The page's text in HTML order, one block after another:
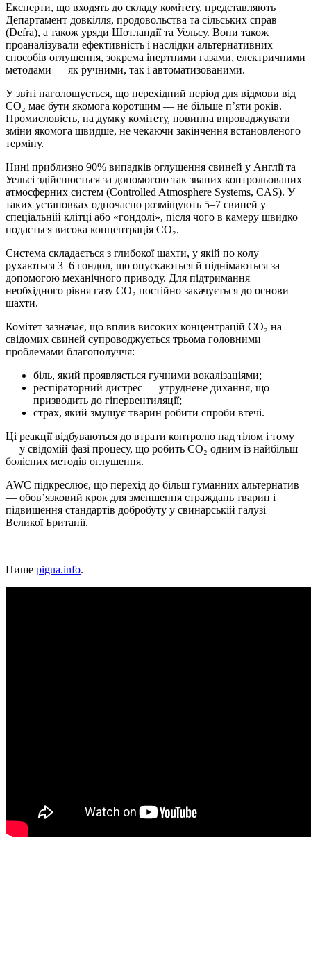
Експерти, що входять до складу комітету, представляють
Департамент довкілля, продовольства та сільських справ
(Defra), а також уряди Шотландії та Уельсу. Вони також
проаналізували ефективність і наслідки альтернативних
способів оглушення, зокрема інертними газами, електричними
методами — як ручними, так і автоматизованими.
У звіті наголошується, що перехідний період для відмови від
CO₂ має бути якомога коротшим — не більше п’яти років.
Промисловість, на думку комітету, повинна впроваджувати
зміни якомога швидше, не чекаючи закінчення встановленого
терміну.
Нині приблизно 90% випадків оглушення свиней у Англії та
Уельсі здійснюється за допомогою так званих контрольованих
атмосферних систем (Controlled Atmosphere Systems, CAS). У
таких установках одночасно розміщують 5–7 свиней у
спеціальній клітці або «гондолі», після чого в камеру швидко
подається висока концентрація CO₂.
Система складається з глибокої шахти, у якій по колу
рухаються 3–6 гондол, що опускаються й піднімаються за
допомогою механічного приводу. Для підтримання
необхідного рівня газу CO₂ постійно закачується до основи
шахти.
Комітет зазначає, що вплив високих концентрацій CO₂ на
свідомих свиней супроводжується трьома головними
проблемами благополуччя:
біль, який проявляється гучними вокалізаціями;
респіраторний дистрес — утруднене дихання, що
призводить до гіпервентиляції;
страх, який змушує тварин робити спроби втечі.
Ці реакції відбуваються до втрати контролю над тілом і тому
— у свідомій фазі процесу, що робить CO₂ одним із найбільш
болісних методів оглушення.
AWC підкреслює, що перехід до більш гуманних альтернатив
— обов’язковий крок для зменшення страждань тварин і
підвищення стандартів добробуту у свинарській галузі
Великої Британії.
Пише pigua.info.